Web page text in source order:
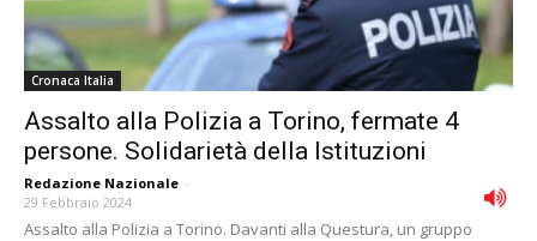
Cronaca Italia
Assalto alla Polizia a Torino, fermate 4
persone. Solidarietà della Istituzioni
Redazione Nazionale -
29 Febbraio 2024
Assalto alla Polizia a Torino. Davanti alla Questura, un gruppo